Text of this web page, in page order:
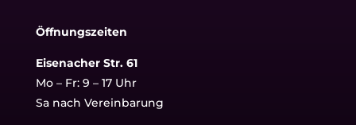
Öffnungszeiten
Eisenacher Str. 61
Mo – Fr: 9 – 17 Uhr
Sa nach Vereinbarung